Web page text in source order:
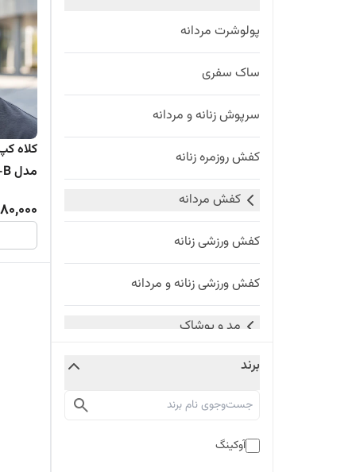
پولوشرت مردانه
ساک سفری
سرپوش زنانه و مردانه
کفش روزمره زنانه
کفش مردانه
کفش ورزشی زنانه
کفش ورزشی زنانه و مردانه
مد و پوشاک
خانه و آشپزخانه
کیف و کوله سفری
برند
آوکینگ
کلاه
مدل J-B